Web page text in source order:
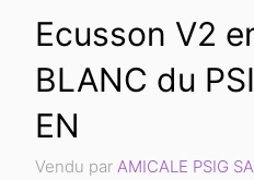
Ecusson V2
BLANC du
EN
Vendu par AMICALE PSIG